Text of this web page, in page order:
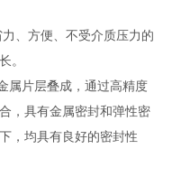
、方便、不受介质压力的
。
属片层叠成，通过高精度
，具有金属密封和弹性密
，均具有良好的密封性